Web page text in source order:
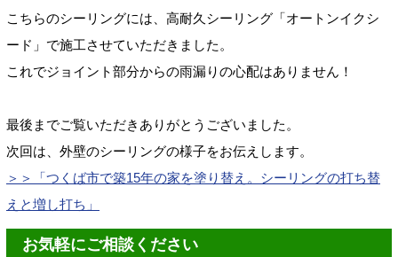
こちらのシーリングには、高耐久シーリング「オートンイクシ
ード」で施工させていただきました。
これでジョイント部分からの雨漏りの心配はありません！
最後までご覧いただきありがとうございました。
次回は、外壁のシーリングの様子をお伝えします。
＞＞「つくば市で築15年の家を塗り替え。シーリングの打ち替
えと増し打ち」
お気軽にご相談ください